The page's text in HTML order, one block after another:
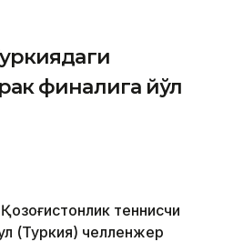
финалига йўл
теннисчи
(Туркия) челленжер